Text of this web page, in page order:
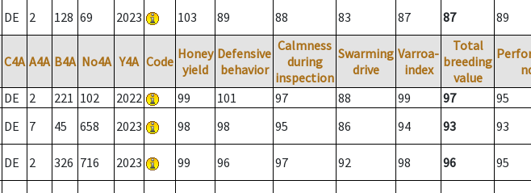
DE 2 128 69 2023 103 89 88 83 87 87 89
C4A A4A B4A No4A Y4A Code Honey
yield
Defensive
behavior
Calmness
during
inspection
Swarming
drive
Varroa-
index
Total
breeding
value
DE 2 221 102 2022 99 101 97 88 99 97
95
DE 7 45 658 2023 98 98 95 86 94 93 93
DE 2 326 716 2023 99 96 97 92 98 96 95